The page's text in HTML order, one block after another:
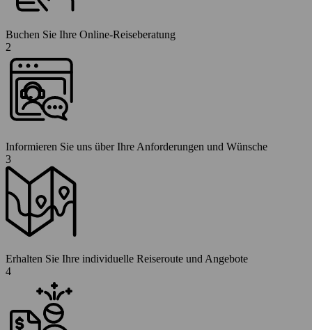
Buchen Sie Ihre Online-Reiseberatung
2
Informieren Sie uns über Ihre Anforderungen und Wünsche
3
Erhalten Sie Ihre individuelle Reiseroute und Angebote
4